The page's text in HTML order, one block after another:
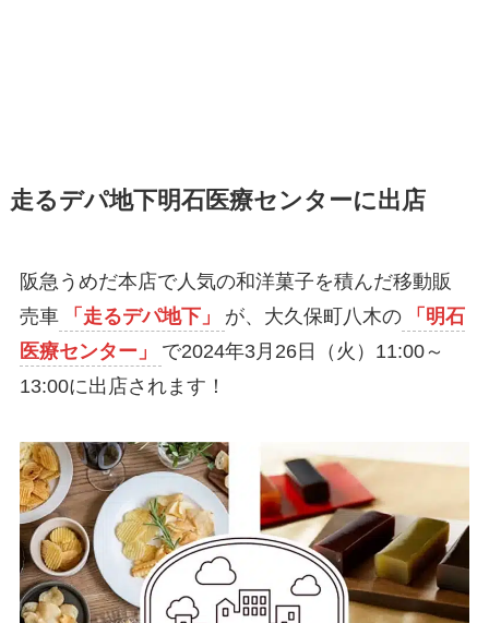
走るデパ地下明石医療センターに出店
阪急うめだ本店で人気の和洋菓子を積んだ移動販
売車
「走るデパ地下」 が、大久保町八木の
「明石
医療センター」
で2024年3月26日（火）11:00～
13:00に出店されます！